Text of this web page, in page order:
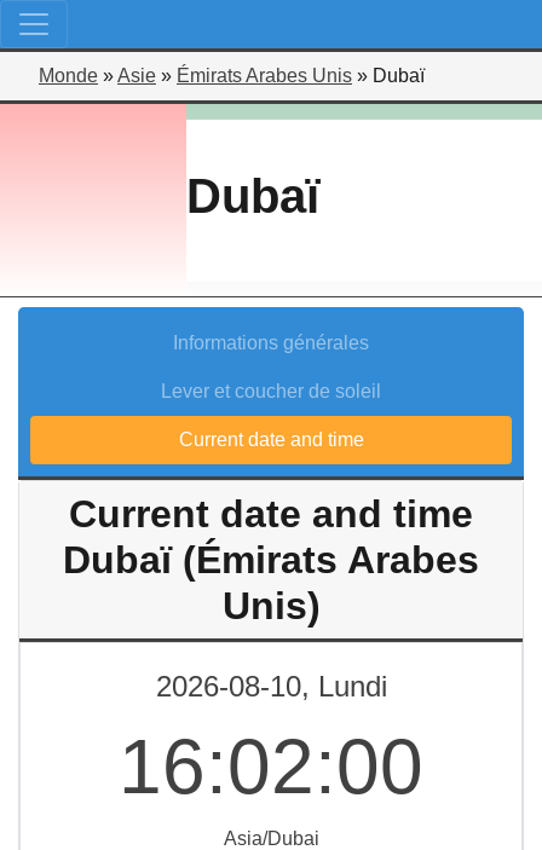
Monde »Asie » Émirats Arabes Unis » Dubaï
Dubaï
Informations générales
Lever et coucher de soleil
Current date and time
Current date and time
Dubaï (Émirats Arabes
Unis)
2026-08-10, Lundi
16:02:01
Asia/Dubai